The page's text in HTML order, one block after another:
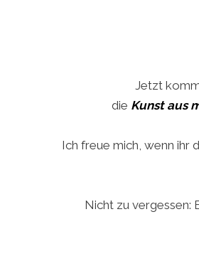
Jetzt
die Kunst aus
Ich freue mich, wenn ihr
Nicht zu vergessen: